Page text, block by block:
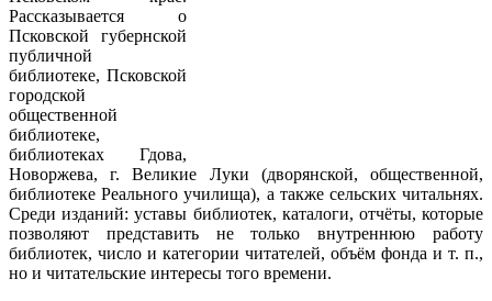
Рассказывается о
Псковской губернской
публичной
библиотеке, Псковской
городской
общественной
библиотеке,
библиотеках Гдова,
Новоржева, г. Великие Луки (дворянской, общественной,
библиотеке Реального училища), а также сельских читальнях.
Среди изданий: уставы библиотек, каталоги, отчёты, которые
позволяют представить не только внутреннюю работу
библиотек, число и категории читателей, объём фонда и т. п.,
но и читательские интересы того времени.